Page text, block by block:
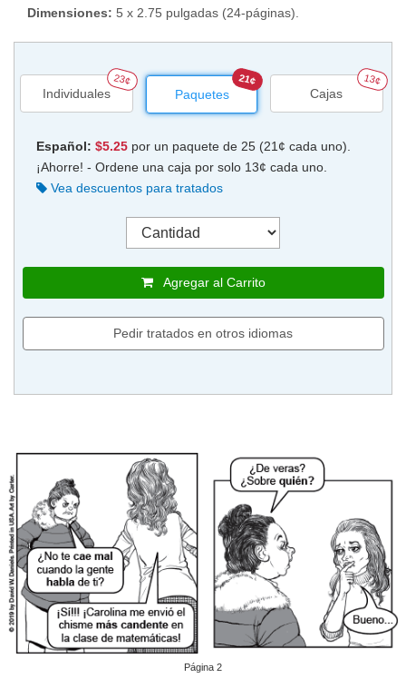
Dimensiones: 5 x 2.75 pulgadas (24-páginas).
Individuales
23¢
Paquetes
21¢
Cajas
13¢
Español: $5.25por un paquete de 25 (21¢ cada uno).
¡Ahorre! - Ordene una caja por solo 13¢ cada uno.
Vea descuentos para tratados
Agregar al Carrito
Pedir tratados en otros idiomas
Página 2